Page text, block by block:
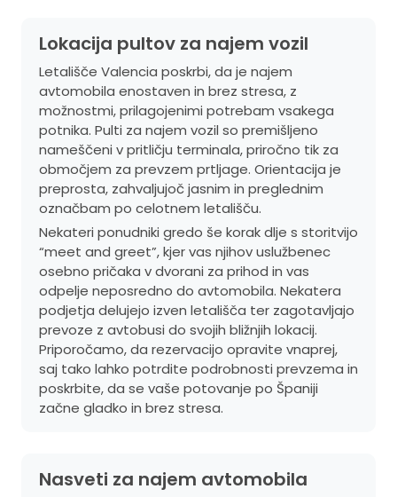
Lokacija pultov za najem vozil
Letališče Valencia poskrbi, da je najem
avtomobila enostaven in brez stresa, z
možnostmi, prilagojenimi potrebam vsakega
potnika. Pulti za najem vozil so premišljeno
nameščeni v pritličju terminala, priročno tik za
območjem za prevzem prtljage. Orientacija je
preprosta, zahvaljujoč jasnim in preglednim
označbam po celotnem letališču.
Nekateri ponudniki gredo še korak dlje s storitvijo
“meet and greet”, kjer vas njihov uslužbenec
osebno pričaka v dvorani za prihod in vas
odpelje neposredno do avtomobila. Nekatera
podjetja delujejo izven letališča ter zagotavljajo
prevoze z avtobusi do svojih bližnjih lokacij.
Priporočamo, da rezervacijo opravite vnaprej,
saj tako lahko potrdite podrobnosti prevzema in
poskrbite, da se vaše potovanje po Španiji
začne gladko in brez stresa.
Nasveti za najem avtomobila